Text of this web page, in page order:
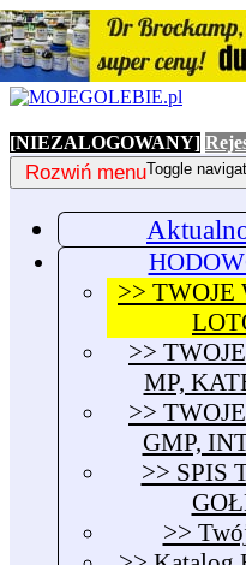
[NIEZALOGOWANY]
Toggle
Rozwiń menu
>>
>>
MP,
>>
GMP,
>> SPIS
>>